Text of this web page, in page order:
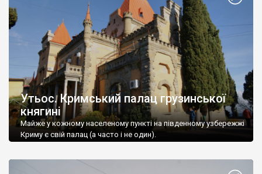
Утьос. Кримський палац грузинської
княгині
Майже у кожному населеному пункті на південному узбережжі
Криму є свій палац (а часто і не один).